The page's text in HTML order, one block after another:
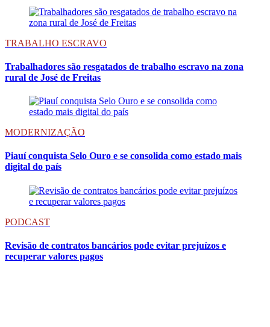
TRABALHO ESCRAVO
Trabalhadores são resgatados de trabalho escravo na zona
rural de José de Freitas
MODERNIZAÇÃO
Piauí conquista Selo Ouro e se consolida como estado mais
digital do país
PODCAST
Revisão de contratos bancários pode evitar prejuízos e
recuperar valores pagos